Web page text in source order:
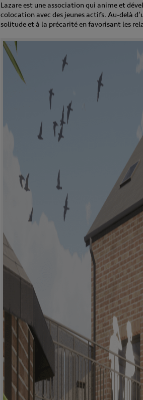
Lazare est une association qui anime et
colocation avec des jeunes actifs. Au-delà
solitude et à la précarité en favorisant les